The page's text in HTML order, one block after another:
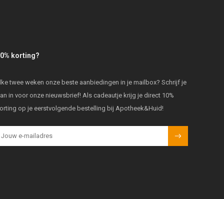
korting?
twee weken onze beste aanbiedingen in je mailbox? Schrijf je
in voor onze nieuwsbrief! Als cadeautje krijg je direct 10%
op je eerstvolgende bestelling bij Apotheek&Huid!